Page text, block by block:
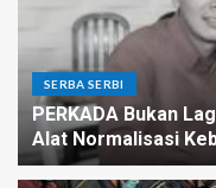
SERBA SERBI
PERKADA Bukan
Alat Normalisasi